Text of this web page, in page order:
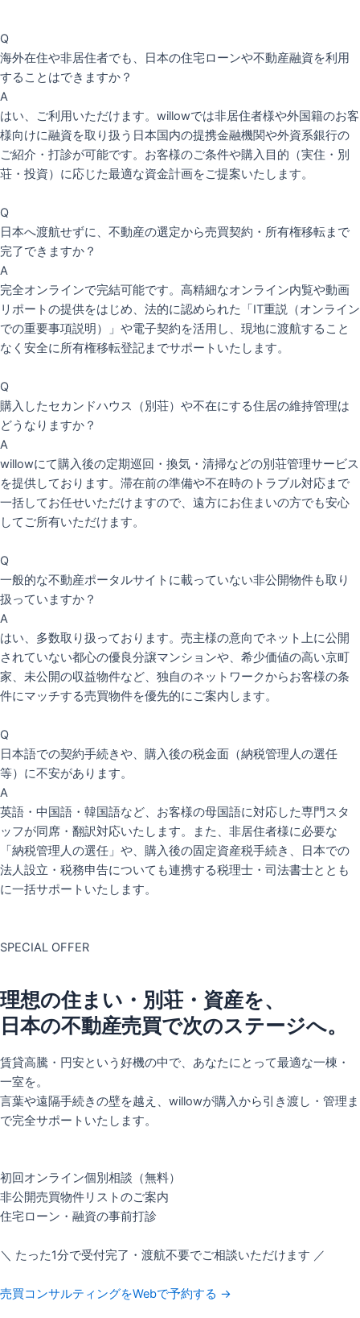
Q
海外在住や非居住者でも、日本の住宅ローンや不動産融資を利用
することはできますか？
A
はい、ご利用いただけます。willowでは非居住者様や外国籍のお客
様向けに融資を取り扱う日本国内の提携金融機関や外資系銀行の
ご紹介・打診が可能です。お客様のご条件や購入目的（実住・別
荘・投資）に応じた最適な資金計画をご提案いたします。
Q
日本へ渡航せずに、不動産の選定から売買契約・所有権移転まで
完了できますか？
A
完全オンラインで完結可能です。高精細なオンライン内覧や動画
リポートの提供をはじめ、法的に認められた「IT重説（オンライン
での重要事項説明）」や電子契約を活用し、現地に渡航すること
なく安全に所有権移転登記までサポートいたします。
Q
購入したセカンドハウス（別荘）や不在にする住居の維持管理は
どうなりますか？
A
willowにて購入後の定期巡回・換気・清掃などの別荘管理サービス
を提供しております。滞在前の準備や不在時のトラブル対応まで
一括してお任せいただけますので、遠方にお住まいの方でも安心
してご所有いただけます。
Q
一般的な不動産ポータルサイトに載っていない非公開物件も取り
扱っていますか？
A
はい、多数取り扱っております。売主様の意向でネット上に公開
されていない都心の優良分譲マンションや、希少価値の高い京町
家、未公開の収益物件など、独自のネットワークからお客様の条
件にマッチする売買物件を優先的にご案内します。
Q
日本語での契約手続きや、購入後の税金面（納税管理人の選任
等）に不安があります。
A
英語・中国語・韓国語など、お客様の母国語に対応した専門スタ
ッフが同席・翻訳対応いたします。また、非居住者様に必要な
「納税管理人の選任」や、購入後の固定資産税手続き、日本での
法人設立・税務申告についても連携する税理士・司法書士ととも
に一括サポートいたします。
SPECIAL OFFER
理想の住まい・別荘・資産を、
日本の不動産売買で次のステージへ。
賃貸高騰・円安という好機の中で、あなたにとって最適な一棟・
一室を。
言葉や遠隔手続きの壁を越え、willowが購入から引き渡し・管理ま
で完全サポートいたします。
初回オンライン個別相談（無料）
非公開売買物件リストのご案内
住宅ローン・融資の事前打診
＼ たった1分で受付完了・渡航不要でご相談いただけます ／
売買コンサルティングをWebで予約する →